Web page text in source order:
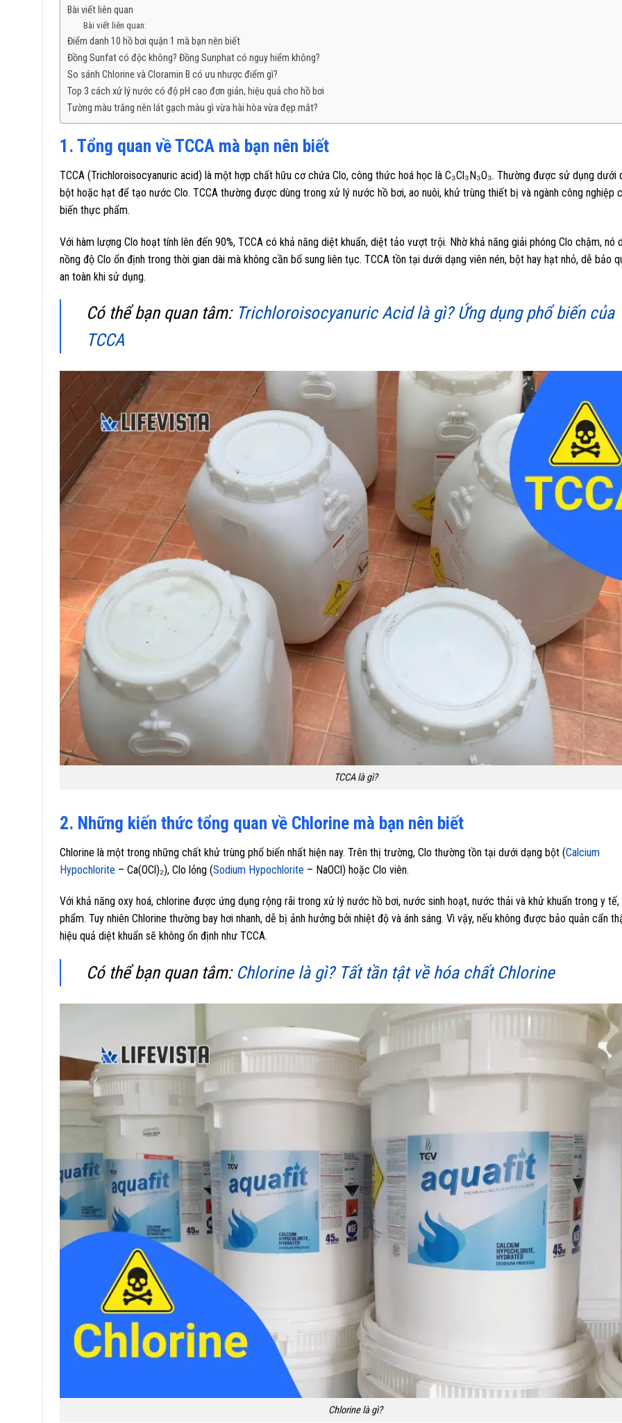
Bài viết liên quan
Bài viết liên quan:
Điểm danh 10 hồ bơi quận 1 mà bạn nên biết
Đồng Sunfat có độc không? Đồng Sunphat có nguy hiểm không?
So sánh Chlorine và Cloramin B có ưu nhược điểm gì?
Top 3 cách xử lý nước có độ pH cao đơn giản, hiệu quả cho hồ bơi
Tường màu trắng nên lát gạch màu gì vừa hài hòa vừa đẹp mắt?
1. Tổng quan về TCCA mà bạn nên biết
TCCA (Trichloroisocyanuric acid) là một hợp chất hữu cơ chứa Clo, công thức hoá học là C₃Cl₃N₃O₃. Thường được sử dụng dưới
bột hoặc hạt để tạo nước Clo. TCCA thường được dùng trong xử lý nước hồ bơi, ao nuôi, khử trùng thiết bị và ngành công nghiệp
biến thực phẩm.
Với hàm lượng Clo hoạt tính lên đến 90%, TCCA có khả năng diệt khuẩn, diệt tảo vượt trội. Nhờ khả năng giải phóng Clo chậm, nó
nồng độ Clo ổn định trong thời gian dài mà không cần bổ sung liên tục. TCCA tồn tại dưới dạng viên nén, bột hay hạt nhỏ, dễ bảo
an toàn khi sử dụng.
Có thể bạn quan tâm: Trichloroisocyanuric Acid là gì? Ứng dụng phổ biến của
TCCA
TCCA là gì?
2. Những kiến thức tổng quan về Chlorine mà bạn nên biết
Chlorine là một trong những chất khử trùng phổ biến nhất hiện nay. Trên thị trường, Clo thường tồn tại dưới dạng bột (Calcium
Hypochlorite – Ca(OCl)₂), Clo lỏng (Sodium Hypochlorite – NaOCl) hoặc Clo viên.
Với khả năng oxy hoá, chlorine được ứng dụng rộng rãi trong xử lý nước hồ bơi, nước sinh hoạt, nước thải và khử khuẩn trong y
phẩm. Tuy nhiên Chlorine thường bay hơi nhanh, dễ bị ảnh hưởng bởi nhiệt độ và ánh sáng. Vì vậy, nếu không được bảo quản cẩn
hiệu quả diệt khuẩn sẽ không ổn định như TCCA.
Có thể bạn quan tâm: Chlorine là gì? Tất tần tật về hóa chất Chlorine
Chlorine là gì?